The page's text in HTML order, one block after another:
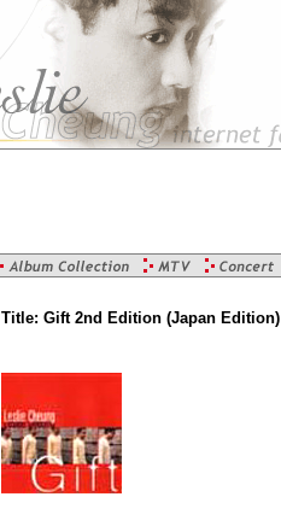
Title: Gift 2nd Edition (Japan Edition)